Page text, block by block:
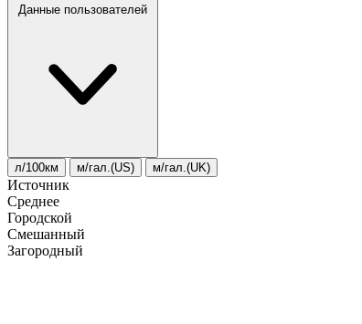
Данные пользователей
л/100км м/гал.(US) м/гал.(UK)
Источник
Среднее
Городской
Смешанный
Загородный